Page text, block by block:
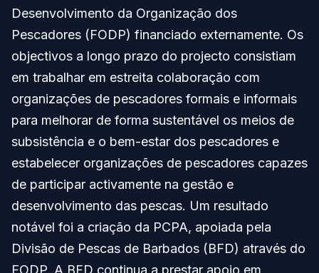
Desenvolvimento da Organização dos
Pescadores (FODP) financiado externamente. Os
objectivos a longo prazo do projecto consistiam
em trabalhar em estreita colaboração com
organizações de pescadores formais e informais
para melhorar de forma sustentável os meios de
subsistência e o bem-estar dos pescadores e
estabelecer organizações de pescadores capazes
de participar activamente na gestão e
desenvolvimento das pescas. Um resultado
notável foi a criação da PCPA, apoiada pela
Divisão de Pescas de Barbados (BFD) através do
FODP. A BFD continua a prestar apoio em